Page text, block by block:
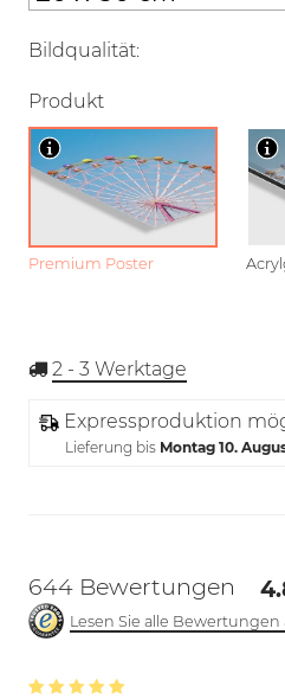
Bildqualität:
Produkt
Premium Poster
2 - 3 Werktage
Expressproduktion
Lieferung bis Montag 10.
644 Bewertungen
Lesen Sie alle Bewertungen